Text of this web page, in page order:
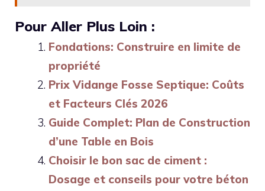
Pour Aller Plus Loin :
Fondations: Construire en limite de
propriété
Prix Vidange Fosse Septique: Coûts
et Facteurs Clés 2026
Guide Complet: Plan de Construction
d’une Table en Bois
Choisir le bon sac de ciment :
Dosage et conseils pour votre béton